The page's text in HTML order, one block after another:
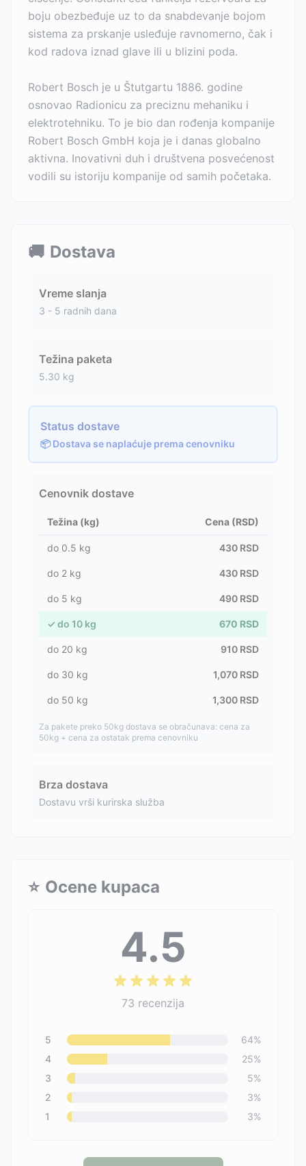
boju obezbeđuje uz to da snabdevanje bojom
sistema za prskanje usleđuje ravnomerno, čak i
kod radova iznad glave ili u blizini poda.
Robert Bosch je u Štutgartu 1886. godine
osnovao Radionicu za preciznu mehaniku i
elektrotehniku. To je bio dan rođenja kompanije
Robert Bosch GmbH koja je i danas globalno
aktivna. Inovativni duh i društvena posvećenost
vodili su istoriju kompanije od samih početaka.
🚚 Dostava
Vreme slanja
3 - 5 radnih dana
Težina paketa
5.30 kg
Status dostave
📦 Dostava se naplaćuje prema cenovniku
Cenovnik dostave
Težina (kg) Cena (RSD)
do 0.5 kg 430 RSD
do 2 kg 430 RSD
do 5 kg 490 RSD
✓ do 10 kg 670 RSD
do 20 kg 910 RSD
do 30 kg 1,070 RSD
do 50 kg 1,300 RSD
Za pakete preko 50kg dostava se obračunava: cena za
50kg + cena za ostatak prema cenovniku
Brza dostava
Dostavu vrši kurirska služba
⭐ Ocene kupaca
4.5
73 recenzija
5 64%
4
25%
3
5%
2
3%
1
3%